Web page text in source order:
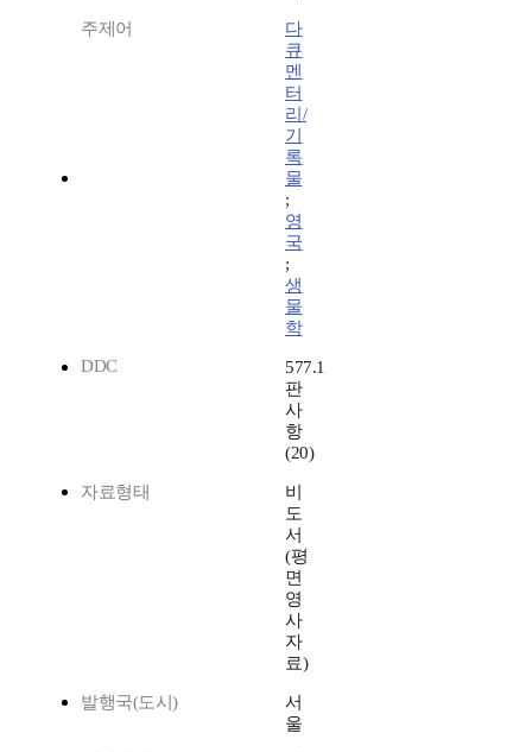
주제어
다
큐
멘
터
리/
기
록
물
;
영
국
;
생
물
학
DDC
577.1
판
사
항
(20)
자료형태
비
도
서
(평
면
영
사
자
료)
발행국(도시)
서
울